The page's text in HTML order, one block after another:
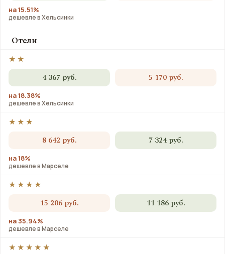
на 15.51%
дешевле в Хельсинки
Отели
★★
4 367 руб. 5 170 руб.
на 18.38%
дешевле в Хельсинки
★★★
8 642 руб. 7 324 руб.
на 18%
дешевле в Марселе
★★★★
15 206 руб. 11 186 руб.
на 35.94%
дешевле в Марселе
★★★★★